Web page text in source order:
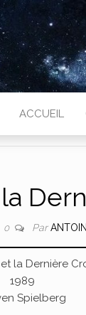
ACCUEIL
0 Par
la Dernière
1989
Spielberg